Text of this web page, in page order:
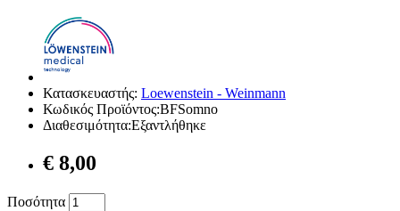
Κατασκευαστής: Loewenstein - Weinmann
Κωδικός Προϊόντος:BFSomno
Διαθεσιμότητα:Εξαντλήθηκε
€ 8,00
Ποσότητα